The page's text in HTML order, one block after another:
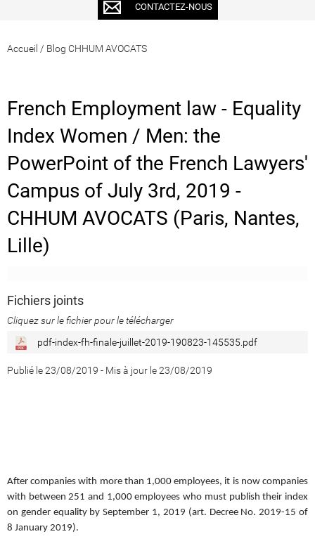
CONTACTEZ-NOUS
Accueil / Blog CHHUM AVOCATS
French Employment law - Equality
Index Women / Men: the
PowerPoint of the French Lawyers'
Campus of July 3rd, 2019 -
CHHUM AVOCATS (Paris, Nantes,
Lille)
Fichiers joints
Cliquez sur le fichier pour le télécharger
pdf-index-fh-finale-juillet-2019-190823-145535.pdf
Publié le 23/08/2019 - Mis à jour le 23/08/2019
After companies with more than 1,000 employees, it is now companies
with between 251 and 1,000 employees who must publish their index
on gender equality by September 1, 2019 (art. Decree No. 2019-15 of
8 January 2019).